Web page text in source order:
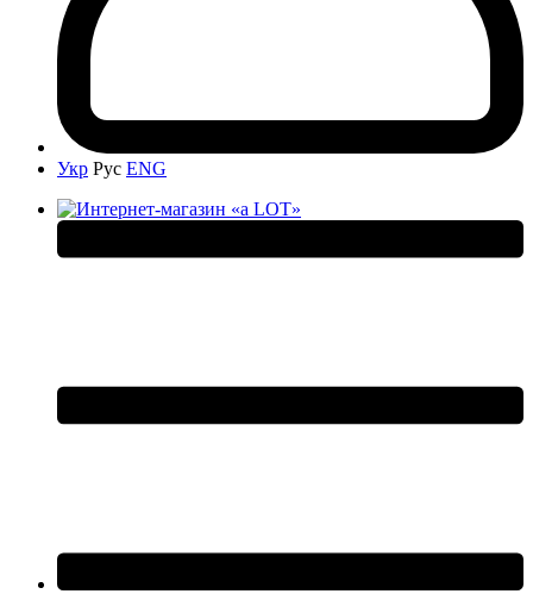
Укр Рус ENG